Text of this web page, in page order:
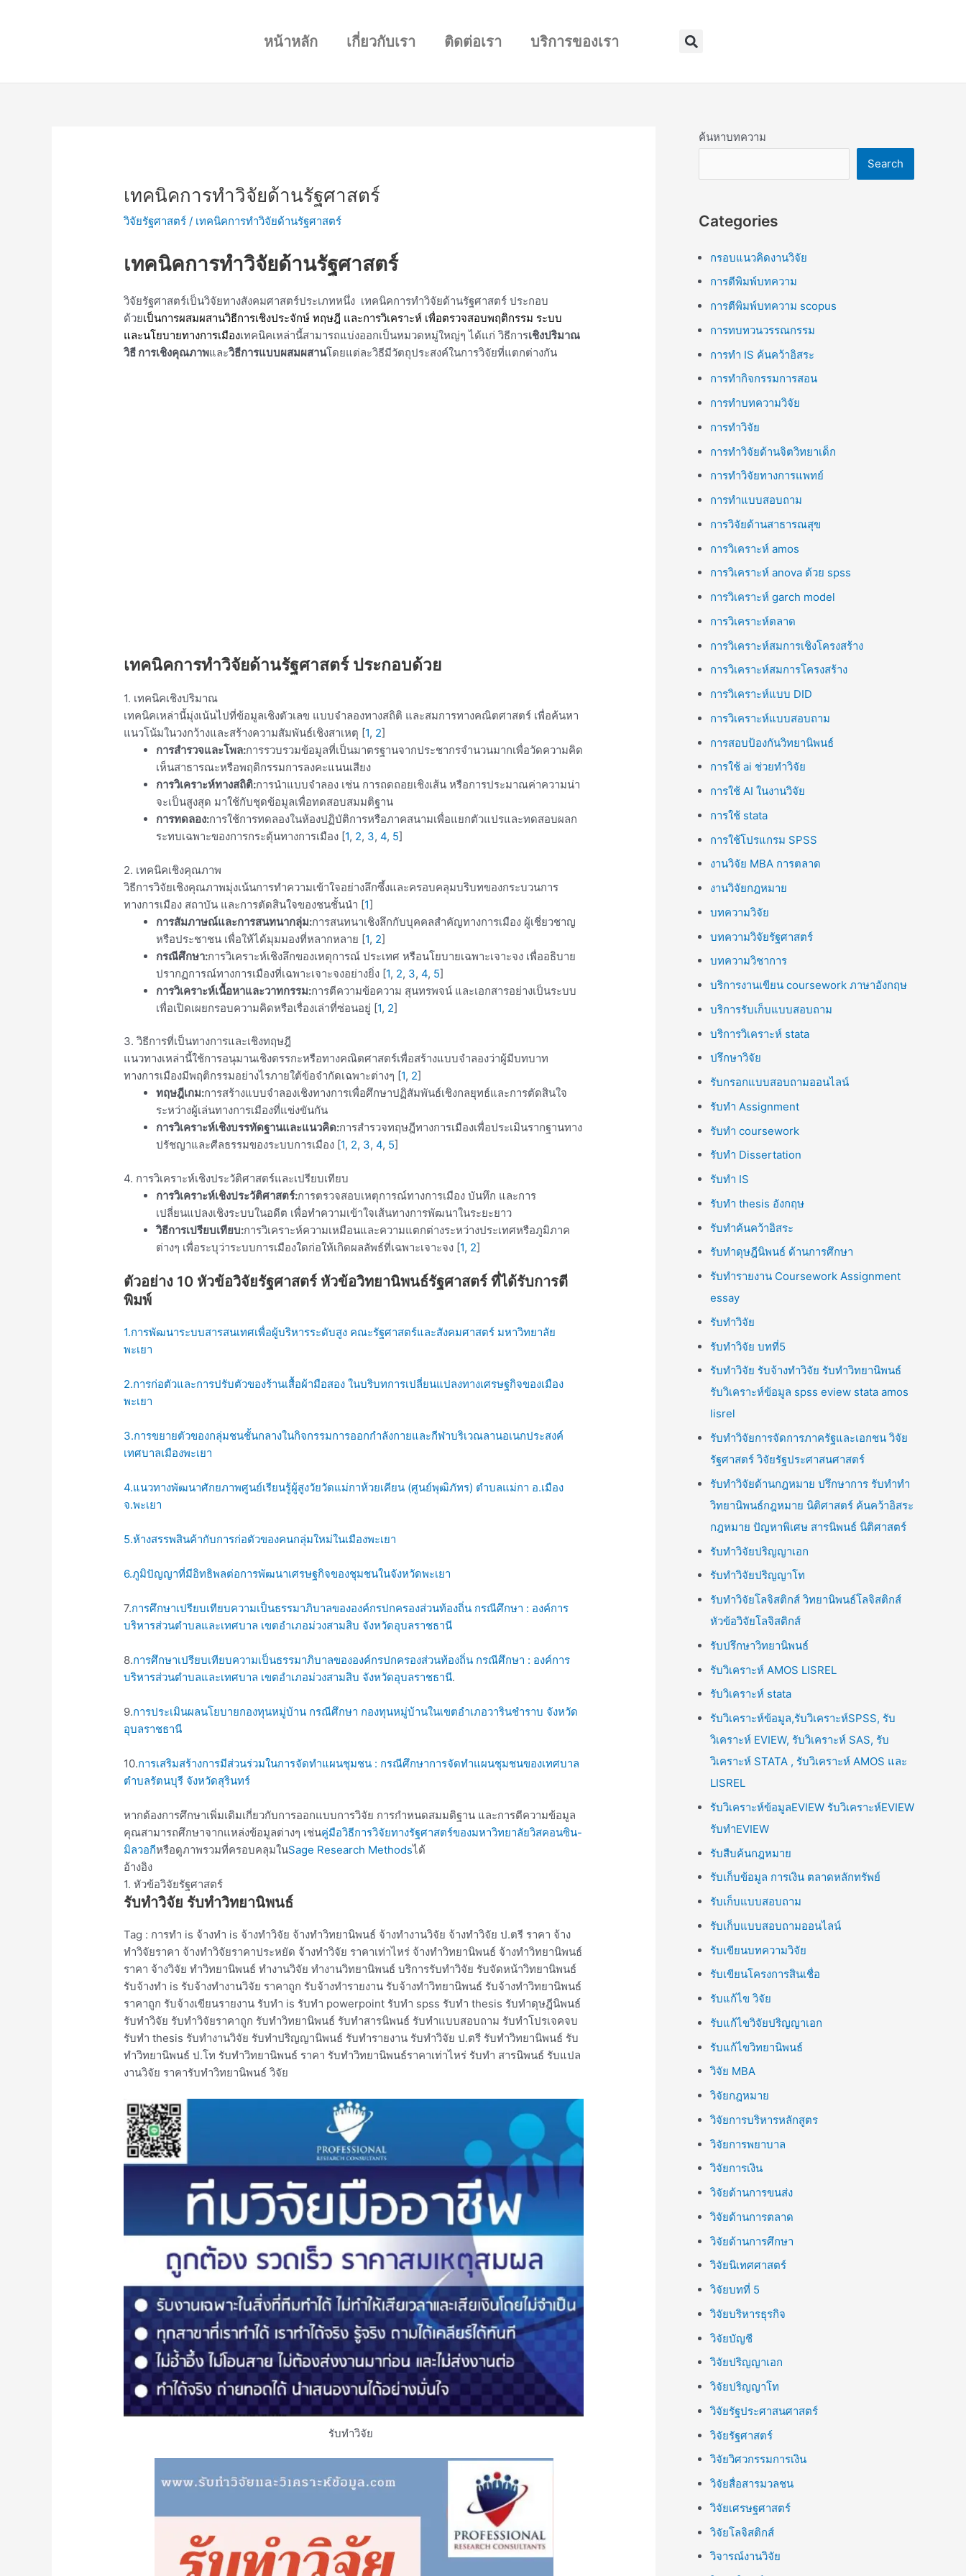
หน้าหลัก เกี่ยวกับเรา ติดต่อเรา บริการของเรา Search
เทคนิคการทำวิจัยด้านรัฐศาสตร์
วิจัยรัฐศาสตร์ / เทคนิคการทำวิจัยด้านรัฐศาสตร์
เทคนิคการทำวิจัยด้านรัฐศาสตร์
วิจัยรัฐศาสตร์เป็นวิจัยทางสังคมศาสตร์ประเภทหนึ่ง เทคนิคการทำวิจัยด้านรัฐศาสตร์ ประกอบ
ด้วยเป็นการผสมผสานวิธีการเชิงประจักษ์ ทฤษฎี และการวิเคราะห์ เพื่อตรวจสอบพฤติกรรม ระบบ
และนโยบายทางการเมืองเทคนิคเหล่านี้สามารถแบ่งออกเป็นหมวดหมู่ใหญ่ๆ ได้แก่ วิธีการเชิงปริมาณ
วิธี การเชิงคุณภาพและวิธีการแบบผสมผสานโดยแต่ละวิธีมีวัตถุประสงค์ในการวิจัยที่แตกต่างกัน
เทคนิคการทำวิจัยด้านรัฐศาสตร์ ประกอบด้วย
1. เทคนิคเชิงปริมาณ
เทคนิคเหล่านี้มุ่งเน้นไปที่ข้อมูลเชิงตัวเลข แบบจำลองทางสถิติ และสมการทางคณิตศาสตร์ เพื่อค้นหา
แนวโน้มในวงกว้างและสร้างความสัมพันธ์เชิงสาเหตุ [1, 2]
การสำรวจและโพล:การรวบรวมข้อมูลที่เป็นมาตรฐานจากประชากรจำนวนมากเพื่อวัดความคิด
เห็นสาธารณะหรือพฤติกรรมการลงคะแนนเสียง
การวิเคราะห์ทางสถิติ:การนำแบบจำลอง เช่น การถดถอยเชิงเส้น หรือการประมาณค่าความน่า
จะเป็นสูงสุด มาใช้กับชุดข้อมูลเพื่อทดสอบสมมติฐาน
การทดลอง:การใช้การทดลองในห้องปฏิบัติการหรือภาคสนามเพื่อแยกตัวแปรและทดสอบผลก
ระทบเฉพาะของการกระตุ้นทางการเมือง [1, 2, 3,4, 5]
2. เทคนิคเชิงคุณภาพ
วิธีการวิจัยเชิงคุณภาพมุ่งเน้นการทำความเข้าใจอย่างลึกซึ้งและครอบคลุมบริบทของกระบวนการ
ทางการเมือง สถาบัน และการตัดสินใจของชนชั้นนำ [1]
การสัมภาษณ์และการสนทนากลุ่ม:การสนทนาเชิงลึกกับบุคคลสำคัญทางการเมือง ผู้เชี่ยวชาญ
หรือประชาชน เพื่อให้ได้มุมมองที่หลากหลาย [1, 2]
กรณีศึกษา:การวิเคราะห์เชิงลึกของเหตุการณ์ ประเทศ หรือนโยบายเฉพาะเจาะจง เพื่ออธิบาย
ปรากฏการณ์ทางการเมืองที่เฉพาะเจาะจงอย่างยิ่ง [1, 2, 3,4, 5]
การวิเคราะห์เนื้อหาและวาทกรรม:การตีความข้อความ สุนทรพจน์ และเอกสารอย่างเป็นระบบ
เพื่อเปิดเผยกรอบความคิดหรือเรื่องเล่าที่ซ่อนอยู่ [1, 2]
3. วิธีการที่เป็นทางการและเชิงทฤษฎี
แนวทางเหล่านี้ใช้การอนุมานเชิงตรรกะหรือทางคณิตศาสตร์เพื่อสร้างแบบจำลองว่าผู้มีบทบาท
ทางการเมืองมีพฤติกรรมอย่างไรภายใต้ข้อจำกัดเฉพาะต่างๆ [1, 2]
ทฤษฎีเกม:การสร้างแบบจำลองเชิงทางการเพื่อศึกษาปฏิสัมพันธ์เชิงกลยุทธ์และการตัดสินใจ
ระหว่างผู้เล่นทางการเมืองที่แข่งขันกัน
การวิเคราะห์เชิงบรรทัดฐานและแนวคิด:การสำรวจทฤษฎีทางการเมืองเพื่อประเมินรากฐานทาง
ปรัชญาและศีลธรรมของระบบการเมือง [1, 2, 3,4, 5]
4. การวิเคราะห์เชิงประวัติศาสตร์และเปรียบเทียบ
การวิเคราะห์เชิงประวัติศาสตร์:การตรวจสอบเหตุการณ์ทางการเมือง บันทึก และการ
เปลี่ยนแปลงเชิงระบบในอดีต เพื่อทำความเข้าใจเส้นทางการพัฒนาในระยะยาว
วิธีการเปรียบเทียบ:การวิเคราะห์ความเหมือนและความแตกต่างระหว่างประเทศหรือภูมิภาค
ต่างๆ เพื่อระบุว่าระบบการเมืองใดก่อให้เกิดผลลัพธ์ที่เฉพาะเจาะจง [1, 2]
ตัวอย่าง 10 หัวข้อวิจัยรัฐศาสตร์ หัวข้อวิทยานิพนธ์รัฐศาสตร์ ที่ได้รับการตี
พิมพ์
1.การพัฒนาระบบสารสนเทศเพื่อผู้บริหารระดับสูง คณะรัฐศาสตร์และสังคมศาสตร์ มหาวิทยาลัย
พะเยา
2.การก่อตัวและการปรับตัวของร้านเสื้อผ้ามือสอง ในบริบทการเปลี่ยนแปลงทางเศรษฐกิจของเมือง
พะเยา
3.การขยายตัวของกลุ่มชนชั้นกลางในกิจกรรมการออกกำลังกายและกีฬาบริเวณลานอเนกประสงค์
เทศบาลเมืองพะเยา
4.แนวทางพัฒนาศักยภาพศูนย์เรียนรู้ผู้สูงวัยวัดแม่กาห้วยเคียน (ศูนย์พุฒิภัทร) ตำบลแม่กา อ.เมือง
จ.พะเยา
5.ห้างสรรพสินค้ากับการก่อตัวของคนกลุ่มใหม่ในเมืองพะเยา
6.ภูมิปัญญาที่มีอิทธิพลต่อการพัฒนาเศรษฐกิจของชุมชนในจังหวัดพะเยา
7.การศึกษาเปรียบเทียบความเป็นธรรมาภิบาลขององค์กรปกครองส่วนท้องถิ่น กรณีศึกษา : องค์การ
บริหารส่วนตำบลและเทศบาล เขตอำเภอม่วงสามสิบ จังหวัดอุบลราชธานี
8.การศึกษาเปรียบเทียบความเป็นธรรมาภิบาลขององค์กรปกครองส่วนท้องถิ่น กรณีศึกษา : องค์การ
บริหารส่วนตำบลและเทศบาล เขตอำเภอม่วงสามสิบ จังหวัดอุบลราชธานี.
9.การประเมินผลนโยบายกองทุนหมู่บ้าน กรณีศึกษา กองทุนหมู่บ้านในเขตอำเภอวารินชำราบ จังหวัด
อุบลราชธานี
10.การเสริมสร้างการมีส่วนร่วมในการจัดทำแผนชุมชน : กรณีศึกษาการจัดทำแผนชุมชนของเทศบาล
ตำบลรัตนบุรี จังหวัดสุรินทร์
หากต้องการศึกษาเพิ่มเติมเกี่ยวกับการออกแบบการวิจัย การกำหนดสมมติฐาน และการตีความข้อมูล
คุณสามารถศึกษาจากแหล่งข้อมูลต่างๆ เช่นคู่มือวิธีการวิจัยทางรัฐศาสตร์ของมหาวิทยาลัยวิสคอนซิน-
มิลวอกีหรือดูภาพรวมที่ครอบคลุมในSage Research Methodsได้
อ้างอิง
1. หัวข้อวิจัยรัฐศาสตร์
รับทำวิจัย รับทำวิทยานิพนธ์
Tag : การทำ is จ้างทำ is จ้างทำวิจัย จ้างทำวิทยานิพนธ์ จ้างทํางานวิจัย จ้างทําวิจัย ป.ตรี ราคา จ้าง
ทําวิจัยราคา จ้างทําวิจัยราคาประหยัด จ้างทําวิจัย ราคาเท่าไหร่ จ้างทําวิทยานิพนธ์ จ้างทําวิทยานิพนธ์
ราคา จ้างวิจัย ทําวิทยานิพนธ์ ทำงานวิจัย ทำงานวิทยานิพนธ์ บริการรับทำวิจัย รับจัดหน้าวิทยานิพนธ์
รับจ้างทำ is รับจ้างทํางานวิจัย ราคาถูก รับจ้างทํารายงาน รับจ้างทําวิทยานิพนธ์ รับจ้างทําวิทยานิพนธ์
ราคาถูก รับจ้างเขียนรายงาน รับทำ is รับทำ powerpoint รับทำ spss รับทำ thesis รับทำดุษฎีนิพนธ์
รับทำวิจัย รับทำวิจัยราคาถูก รับทำวิทยานิพนธ์ รับทำสารนิพนธ์ รับทำแบบสอบถาม รับทำโปรเจคจบ
รับทํา thesis รับทํางานวิจัย รับทําปริญญานิพนธ์ รับทํารายงาน รับทําวิจัย ป.ตรี รับทําวิทยานิพนธ์ รับ
ทําวิทยานิพนธ์ ป.โท รับทําวิทยานิพนธ์ ราคา รับทําวิทยานิพนธ์ราคาเท่าไหร่ รับทํา สารนิพนธ์ รับแปล
งานวิจัย ราคารับทำวิทยานิพนธ์ วิจัย
รับทำวิจัย
ค้นหาบทความ
Search
Categories
กรอบแนวคิดงานวิจัย
การตีพิมพ์บทความ
การตีพิมพ์บทความ scopus
การทบทวนวรรณกรรม
การทำ IS ค้นคว้าอิสระ
การทำกิจกรรมการสอน
การทำบทความวิจัย
การทำวิจัย
การทำวิจัยด้านจิตวิทยาเด็ก
การทำวิจัยทางการแพทย์
การทำแบบสอบถาม
การวิจัยด้านสาธารณสุข
การวิเคราะห์ amos
การวิเคราะห์ anova ด้วย spss
การวิเคราะห์ garch model
การวิเคราะห์ตลาด
การวิเคราะห์สมการเชิงโครงสร้าง
การวิเคราะห์สมการโครงสร้าง
การวิเคราะห์แบบ DID
การวิเคราะห์แบบสอบถาม
การสอบป้องกันวิทยานิพนธ์
การใช้ ai ช่วยทำวิจัย
การใช้ AI ในงานวิจัย
การใช้ stata
การใช้โปรแกรม SPSS
งานวิจัย MBA การตลาด
งานวิจัยกฎหมาย
บทความวิจัย
บทความวิจัยรัฐศาสตร์
บทความวิชาการ
บริการงานเขียน coursework ภาษาอังกฤษ
บริการรับเก็บแบบสอบถาม
บริการวิเคราะห์ stata
ปรึกษาวิจัย
รับกรอกแบบสอบถามออนไลน์
รับทำ Assignment
รับทำ coursework
รับทำ Dissertation
รับทำ IS
รับทำ thesis อังกฤษ
รับทำค้นคว้าอิสระ
รับทำดุษฎีนิพนธ์ ด้านการศึกษา
รับทำรายงาน Coursework Assignment
essay
รับทำวิจัย
รับทำวิจัย บทที่5
รับทำวิจัย รับจ้างทำวิจัย รับทำวิทยานิพนธ์
รับวิเคราะห์ข้อมูล spss eview stata amos
lisrel
รับทำวิจัยการจัดการภาครัฐและเอกชน วิจัย
รัฐศาสตร์ วิจัยรัฐประศาสนศาสตร์
รับทำวิจัยด้านกฎหมาย ปรึกษาการ รับทำทำ
วิทยานิพนธ์กฎหมาย นิติศาสตร์ ค้นคว้าอิสระ
กฎหมาย ปัญหาพิเศษ สารนิพนธ์ นิติศาสตร์
รับทำวิจัยปริญญาเอก
รับทำวิจัยปริญญาโท
รับทำวิจัยโลจิสติกส์ วิทยานิพนธ์โลจิสติกส์
หัวข้อวิจัยโลจิสติกส์
รับปรึกษาวิทยานิพนธ์
รับวิเคราะห์ AMOS LISREL
รับวิเคราะห์ stata
รับวิเคราะห์ข้อมูล,รับวิเคราะห์SPSS, รับ
วิเคราะห์ EVIEW, รับวิเคราะห์ SAS, รับ
วิเคราะห์ STATA , รับวิเคราะห์ AMOS และ
LISREL
รับวิเคราะห์ข้อมูลEVIEW รับวิเคราะห์EVIEW
รับทำEVIEW
รับสืบค้นกฎหมาย
รับเก็บข้อมูล การเงิน ตลาดหลักทรัพย์
รับเก็บแบบสอบถาม
รับเก็บแบบสอบถามออนไลน์
รับเขียนบทความวิจัย
รับเขียนโครงการสินเชื่อ
รับแก้ไข วิจัย
รับแก้ไขวิจัยปริญญาเอก
รับแก้ไขวิทยานิพนธ์
วิจัย MBA
วิจัยกฎหมาย
วิจัยการบริหารหลักสูตร
วิจัยการพยาบาล
วิจัยการเงิน
วิจัยด้านการขนส่ง
วิจัยด้านการตลาด
วิจัยด้านการศึกษา
วิจัยนิเทศศาสตร์
วิจัยบทที่ 5
วิจัยบริหารธุรกิจ
วิจัยบัญชี
วิจัยปริญญาเอก
วิจัยปริญญาโท
วิจัยรัฐประศาสนศาสตร์
วิจัยรัฐศาสตร์
วิจัยวิศวกรรมการเงิน
วิจัยสื่อสารมวลชน
วิจัยเศรษฐศาสตร์
วิจัยโลจิสติกส์
วิจารณ์งานวิจัย